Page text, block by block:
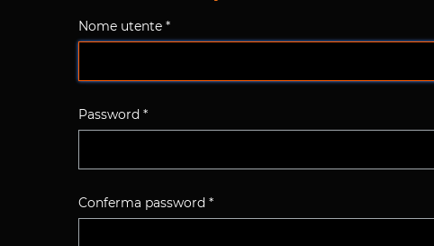
Nome utente *
Password *
Conferma password *